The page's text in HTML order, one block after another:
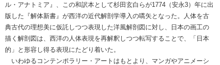
ル・アナトミア』、この和訳本として杉田玄白らが1774（安永3）年に出
版した『解体新書』が西洋の近代解剖学導入の嚆矢となった。人体を古
典古代の理想美に仮託しつつ表現した洋風解剖図に対し、日本の画工の
描く解剖図は、西洋の人体表現を再解釈しつつ転写することで、「日本
的」と形容し得る表現にたどり着いた。
いわゆるコンテンポラリー・アートはもとより、マンガやアニメーシ